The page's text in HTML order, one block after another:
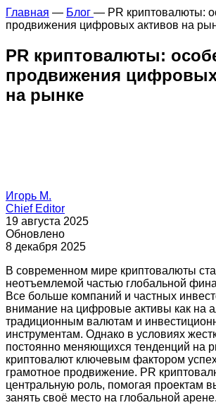
Главная — Блог — PR криптовалюты:
продвижения цифровых активов на
PR криптовалюты:
продвижения
на рынке
Игорь М.
Chief Editor
19 августа 2025
Обновлено
8 декабря 2025
В современном мире криптовалюты
неотъемлемой частью глобальной
Все больше компаний и частных
внимание на цифровые активы как на
традиционным валютам и
инструментам. Однако в условиях
постоянно меняющихся тенденций на
криптовалют ключевым фактором
грамотное продвижение. PR
центральную роль, помогая проектам
занять своё место на глобальной арене.